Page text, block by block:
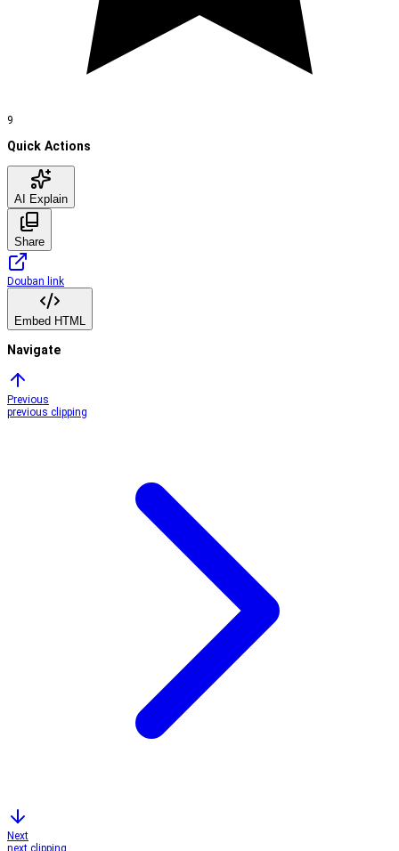
9
Quick Actions
AI Explain
Share
Douban link
Embed HTML
Navigate
Previous
previous clipping
Next
next clipping